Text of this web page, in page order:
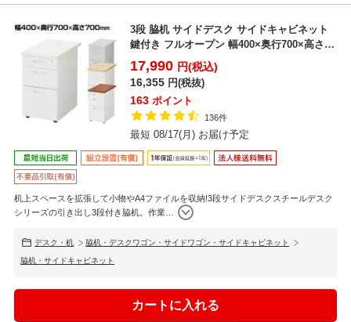
3段 脇机 サイドデスク サイドキャビネット
鍵付き フルオープン 幅400×奥行700×高さ
700...
17,990 円(税込)
16,355 円(税抜)
163 ポイント
136件
最短 08/17(月) お届け予定
机上スペースを拡張して小物やA4ファイルを収納!3段サイドデスクスチールデスク
シリーズの引き出し3段付き脇机。作業…
デスク・机 脇机・デスクワゴン・サイドワゴン・サイドキャビネット
脇机・サイドキャビネット